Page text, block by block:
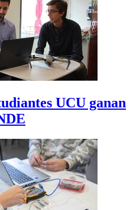
UCU ganan